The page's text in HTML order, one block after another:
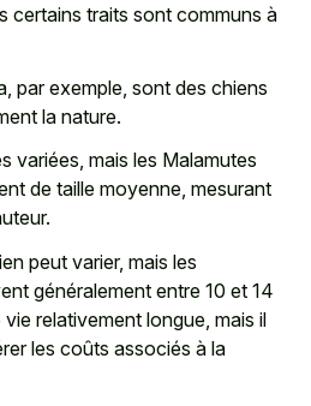
certains traits sont communs à
par exemple, sont des chiens
la nature.
variées, mais les Malamutes
de taille moyenne, mesurant
peut varier, mais les
généralement entre 10 et 14
relativement longue, mais il
les coûts associés à la